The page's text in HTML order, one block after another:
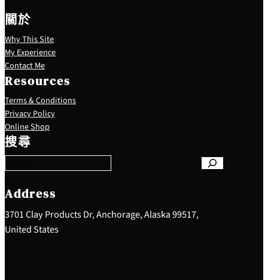
關於
Why This Site
My Experience
Contact Me
Resources
Terms & Conditions
Privacy Policy
Online Shop
搜尋
S
e
a
c
h
Address
3701 Clay Products Dr, Anchorage, Alaska 99517,
United States